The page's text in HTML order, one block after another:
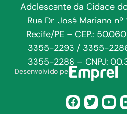
Adolescente da Cidade
Rua Dr. José Mariano
Recife/PE – CEP.:
3355-2293 / 3355-
3355-2288 – CNPJ:
Desenvolvido pela